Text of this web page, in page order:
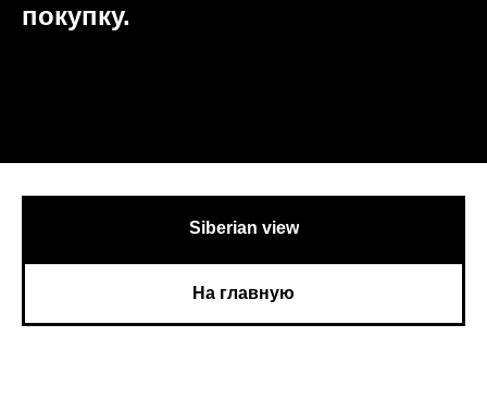
покупку.
Siberian view
На главную